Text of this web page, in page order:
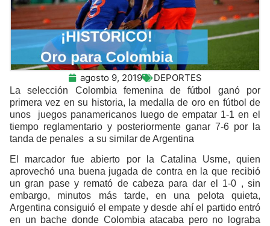
agosto 9, 2019 DEPORTES
La selección Colombia femenina de fútbol ganó por
primera vez en su historia, la medalla de oro en fútbol de
unos juegos panamericanos luego de empatar 1-1 en el
tiempo reglamentario y posteriormente ganar 7-6 por la
tanda de penales a su similar de Argentina
El marcador fue abierto por la Catalina Usme, quien
aprovechó una buena jugada de contra en la que recibió
un gran pase y remató de cabeza para dar el 1-0 , sin
embargo, minutos más tarde, en una pelota quieta,
Argentina consiguió el empate y desde ahí el partido entró
en un bache donde Colombia atacaba pero no lograba